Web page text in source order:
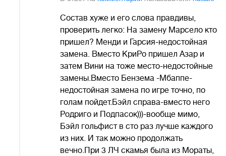
Состав хуже и его слова правдивы,
проверить легко: На замену Марсело кто
пришел? Менди и Гарсия-недостойная
замена. Вместо КриРо пришел Азар и
затем Вини на тоже место-недостойные
замены.Вместо Бензема -Мбаппе-
недостойная замена по игре точно, по
голам пойдет.Бэйл справа-вместо него
Родриго и Подпасок)))-вообще мимо,
Бэйл гольфист в сто раз лучше каждого
из них. И так можно продолжать
вечно.При 3 ЛЧ скамья была из Мораты,